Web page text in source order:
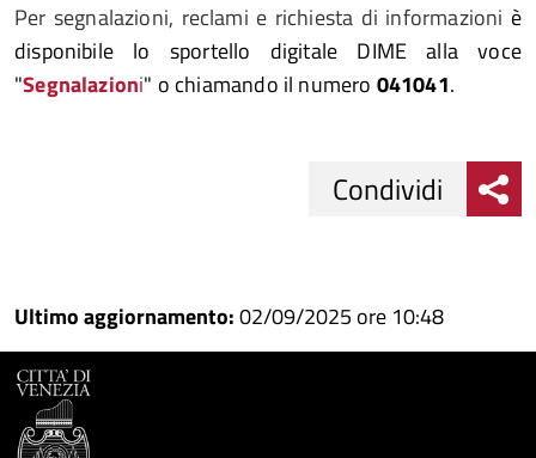
Per segnalazioni, reclami e richiesta di informazioni è
disponibile lo sportello digitale DIME alla voce
"Segnalazioni" o chiamando il numero 041041.
su
Facebook
Condividi
su
Condividi
Condividi
Ultimo aggiornamento:02/09/2025 ore 10:48